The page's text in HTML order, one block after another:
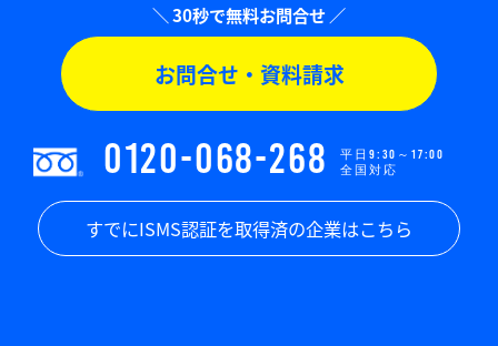
お問合せ・資料請求
0120-068-268
平日9:30～17:00
全国対応
すでにISMS認証を取得済の企業はこちら